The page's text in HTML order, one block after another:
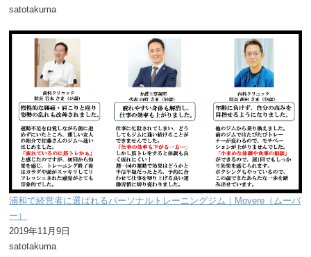
satotakuma
浦和で経営者に選ばれるパーソナルトレーニングジム｜Movere（ムーバ
ー）
2019年11月9日
satotakuma